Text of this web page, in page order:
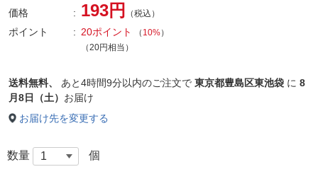
価格 193円 （税込）
ポイント 20ポイント （ 10%）
（20円相当）
送料無料、 あと4時間9分以内のご注文で 東京都豊島区東池袋 に 8
月8日（土） お届け
お届け先を変更する
数量 個